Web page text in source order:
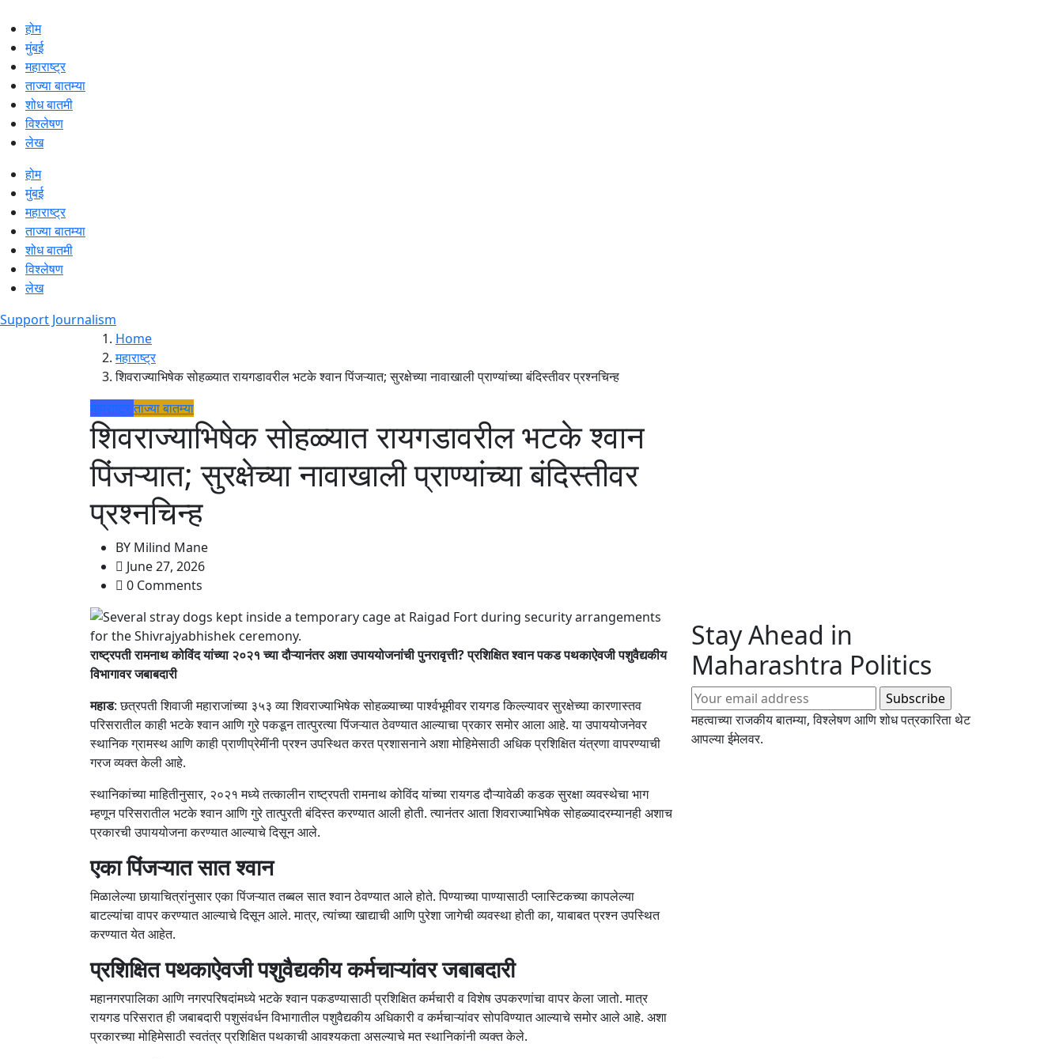
होम
मुंबई
महाराष्ट्र
ताज्या बातम्या
शोध बातमी
विश्लेषण
लेख
होम
मुंबई
महाराष्ट्र
ताज्या बातम्या
शोध बातमी
विश्लेषण
लेख
Support Journalism
Home
महाराष्ट्र
शिवराज्याभिषेक सोहळ्यात रायगडावरील भटके श्वान पिंजऱ्यात; सुरक्षेच्या नावाखाली प्राण्यांच्या बंदिस्तीवर प्रश्नचिन्ह
महाराष्ट्रताज्या बातम्या
शिवराज्याभिषेक सोहळ्यात रायगडावरील भटके श्वान
पिंजऱ्यात; सुरक्षेच्या नावाखाली प्राण्यांच्या बंदिस्तीवर
प्रश्नचिन्ह
BY Milind Mane
June 27, 2026
0 Comments
राष्ट्रपती रामनाथ कोविंद यांच्या २०२१ च्या दौऱ्यानंतर अशा उपाययोजनांची पुनरावृत्ती? प्रशिक्षित श्वान पकड पथकाऐवजी पशुवैद्यकीय
विभागावर जबाबदारी
महाड: छत्रपती शिवाजी महाराजांच्या ३५३ व्या शिवराज्याभिषेक सोहळ्याच्या पार्श्वभूमीवर रायगड किल्ल्यावर सुरक्षेच्या कारणास्तव
परिसरातील काही भटके श्वान आणि गुरे पकडून तात्पुरत्या पिंजऱ्यात ठेवण्यात आल्याचा प्रकार समोर आला आहे. या उपाययोजनेवर
स्थानिक ग्रामस्थ आणि काही प्राणीप्रेमींनी प्रश्न उपस्थित करत प्रशासनाने अशा मोहिमेसाठी अधिक प्रशिक्षित यंत्रणा वापरण्याची
गरज व्यक्त केली आहे.
स्थानिकांच्या माहितीनुसार, २०२१ मध्ये तत्कालीन राष्ट्रपती रामनाथ कोविंद यांच्या रायगड दौऱ्यावेळी कडक सुरक्षा व्यवस्थेचा भाग
म्हणून परिसरातील भटके श्वान आणि गुरे तात्पुरती बंदिस्त करण्यात आली होती. त्यानंतर आता शिवराज्याभिषेक सोहळ्यादरम्यानही अशाच
प्रकारची उपाययोजना करण्यात आल्याचे दिसून आले.
एका पिंजऱ्यात सात श्वान
मिळालेल्या छायाचित्रांनुसार एका पिंजऱ्यात तब्बल सात श्वान ठेवण्यात आले होते. पिण्याच्या पाण्यासाठी प्लास्टिकच्या कापलेल्या
बाटल्यांचा वापर करण्यात आल्याचे दिसून आले. मात्र, त्यांच्या खाद्याची आणि पुरेशा जागेची व्यवस्था होती का, याबाबत प्रश्न उपस्थित
करण्यात येत आहेत.
प्रशिक्षित पथकाऐवजी पशुवैद्यकीय कर्मचाऱ्यांवर जबाबदारी
महानगरपालिका आणि नगरपरिषदांमध्ये भटके श्वान पकडण्यासाठी प्रशिक्षित कर्मचारी व विशेष उपकरणांचा वापर केला जातो. मात्र
रायगड परिसरात ही जबाबदारी पशुसंवर्धन विभागातील पशुवैद्यकीय अधिकारी व कर्मचाऱ्यांवर सोपविण्यात आल्याचे समोर आले आहे. अशा
प्रकारच्या मोहिमेसाठी स्वतंत्र प्रशिक्षित पथकाची आवश्यकता असल्याचे मत स्थानिकांनी व्यक्त केले.
Stay Ahead in
Maharashtra Politics
महत्वाच्या राजकीय बातम्या, विश्लेषण आणि शोध पत्रकारिता थेट
आपल्या ईमेलवर.